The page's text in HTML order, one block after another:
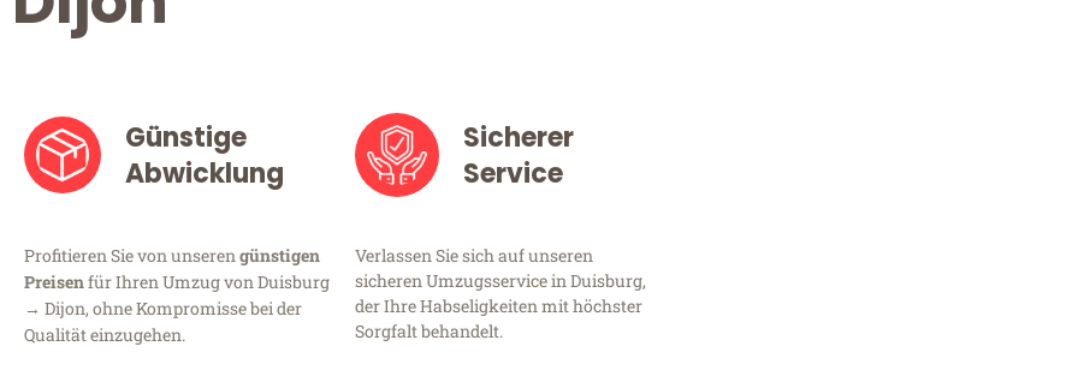
Günstige
Abwicklung
Profitieren Sie von unserengünstigen
Preisenfür Ihren Umzug von Duisburg
→ Dijon, ohne Kompromisse bei der
Qualität einzugehen.
Sicherer
Service
Verlassen Sie sich auf unseren
sicheren Umzugsservice in Duisburg,
der Ihre Habseligkeiten mit höchster
Sorgfalt behandelt.